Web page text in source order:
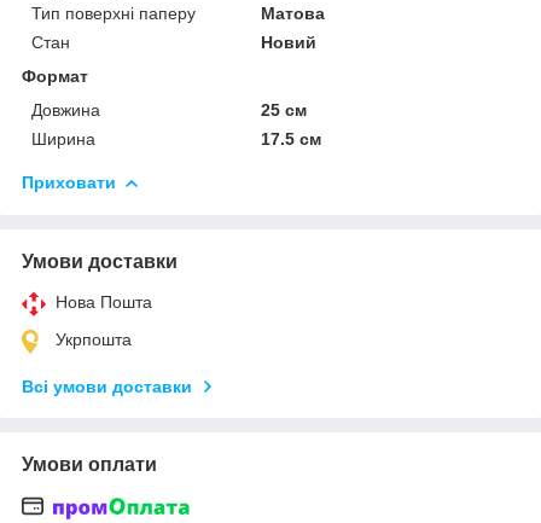
Тип поверхні паперу
Матова
Стан
Новий
Формат
Довжина
25 см
Ширина
17.5 см
Приховати
Умови доставки
Нова Пошта
Укрпошта
Всі умови доставки
Умови оплати